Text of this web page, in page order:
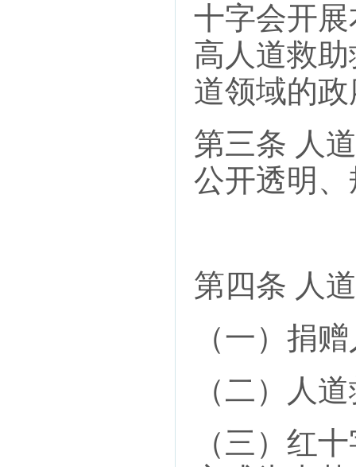
十字会开
高人道救
道领域的
第三条 人
公开透明
第四条 人
（一）捐
（二）人
（三）红